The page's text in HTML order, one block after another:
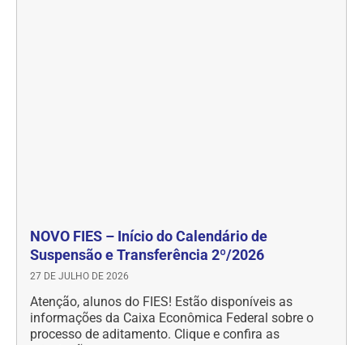
NOVO FIES – Início do Calendário de
Suspensão e Transferência 2º/2026
27 DE JULHO DE 2026
Atenção, alunos do FIES! Estão disponíveis as
informações da Caixa Econômica Federal sobre o
processo de aditamento. Clique e confira as